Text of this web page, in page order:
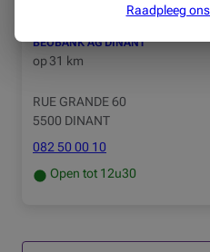
BEOBANK AG DINANT
op31 km
RUE GRANDE 60
5500 DINANT
082 50 00 10
Open tot 12u30
Raadpleeg